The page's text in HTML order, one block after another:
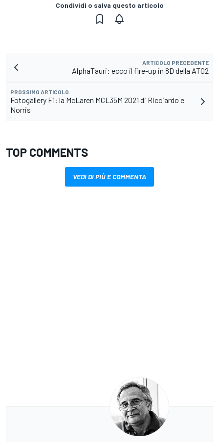
Condividi o salva questo articolo
ARTICOLO PRECEDENTE
AlphaTauri: ecco il fire-up in 8D della AT02
PROSSIMO ARTICOLO
Fotogallery F1: la McLaren MCL35M 2021 di Ricciardo e
Norris
TOP COMMENTS
VEDI DI PIÙ E COMMENTA